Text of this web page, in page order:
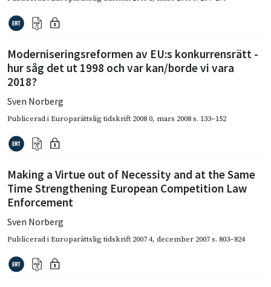
Moderniseringsreformen av EU:s konkurrensrätt -
hur såg det ut 1998 och var kan/borde vi vara
2018?
Sven Norberg
Publicerad iEuroparättslig tidskrift 2008 0, mars 2008s. 133–152
Making a Virtue out of Necessity and at the Same
Time Strengthening European Competition Law
Enforcement
Sven Norberg
Publicerad iEuroparättslig tidskrift 2007 4, december 2007s. 803–824